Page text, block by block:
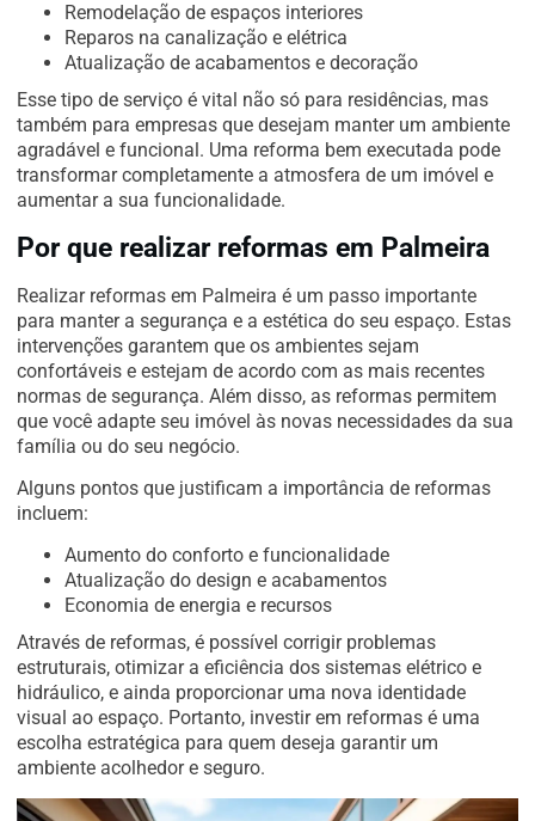
Remodelação de espaços interiores
Reparos na canalização e elétrica
Atualização de acabamentos e decoração
Esse tipo de serviço é vital não só para residências, mas
também para empresas que desejam manter um ambiente
agradável e funcional. Uma reforma bem executada pode
transformar completamente a atmosfera de um imóvel e
aumentar a sua funcionalidade.
Por que realizar reformas em Palmeira
Realizar reformas em Palmeira é um passo importante
para manter a segurança e a estética do seu espaço. Estas
intervenções garantem que os ambientes sejam
confortáveis e estejam de acordo com as mais recentes
normas de segurança. Além disso, as reformas permitem
que você adapte seu imóvel às novas necessidades da sua
família ou do seu negócio.
Alguns pontos que justificam a importância de reformas
incluem:
Aumento do conforto e funcionalidade
Atualização do design e acabamentos
Economia de energia e recursos
Através de reformas, é possível corrigir problemas
estruturais, otimizar a eficiência dos sistemas elétrico e
hidráulico, e ainda proporcionar uma nova identidade
visual ao espaço. Portanto, investir em reformas é uma
escolha estratégica para quem deseja garantir um
ambiente acolhedor e seguro.